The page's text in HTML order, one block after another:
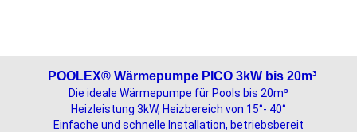
POOLEX® Wärmepumpe PICO 3kW bis 20m³
Die ideale Wärmepumpe für Pools bis 20m³
Heizleistung 3kW, Heizbereich von 15°- 40°
Einfache und schnelle Installation, betriebsbereit